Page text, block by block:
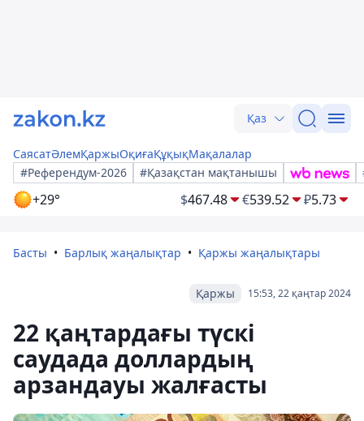
Қаз
СаясатӘлемҚаржыОқиғаҚұқықМақалалар
#Референдум-2026
#Қазақстан мақтанышы
+29° $467.48 €539.52 ₽5.73
Басты Барлық жаңалықтар Қаржы жаңалықтары
15:53, 22 қаңтар 2024
Қаржы
22 қаңтардағы түскі
саудада доллардың
арзандауы жалғасты